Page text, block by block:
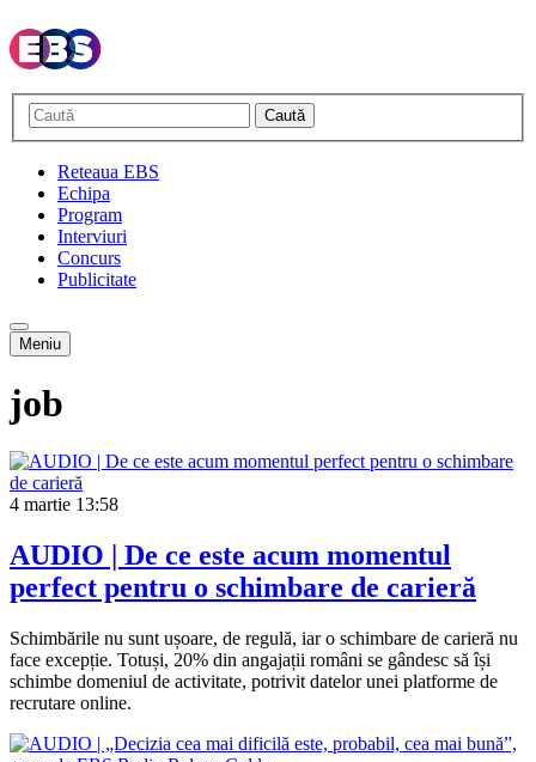
Caută
Reteaua EBS
Echipa
Program
Interviuri
Concurs
Publicitate
Meniu
job
4 martie 13:58
AUDIO | De ce este acum momentul
perfect pentru o schimbare de carieră
Schimbările nu sunt ușoare, de regulă, iar o schimbare de carieră nu
face excepție. Totuși, 20% din angajații români se gândesc să își
schimbe domeniul de activitate, potrivit datelor unei platforme de
recrutare online.